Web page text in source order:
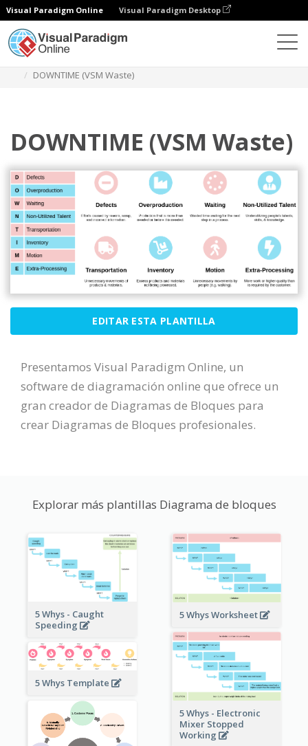
Visual Paradigm Online Visual Paradigm Desktop
DOWNTIME (VSM Waste)
DOWNTIME (VSM Waste)
EDITAR ESTA PLANTILLA
Presentamos Visual Paradigm Online, un
software de diagramación online que ofrece un
gran creador de Diagramas de Bloques para
crear Diagramas de Bloques profesionales.
Explorar más plantillas Diagrama de bloques
5 Whys - Caught
Speeding
5 Whys Worksheet
5 Whys - Electronic
Mixer Stopped
Working
5 Whys Template